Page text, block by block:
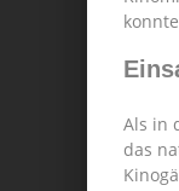
Als in
das